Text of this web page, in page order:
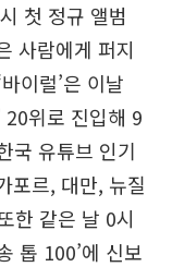
첫 정규 앨범
사람에게 퍼지
이럴’은 이날
20위로 진입해 9
국 유튜브 인기
포르, 대만, 뉴질
한 같은 날 0시
톱 100’에 신보